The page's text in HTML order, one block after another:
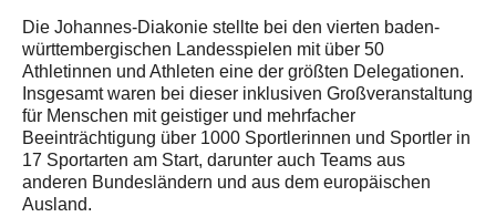
Die Johannes-Diakonie stellte bei den vierten baden-
württembergischen Landesspielen mit über 50
Athletinnen und Athleten eine der größten Delegationen.
Insgesamt waren bei dieser inklusiven Großveranstaltung
für Menschen mit geistiger und mehrfacher
Beeinträchtigung über 1000 Sportlerinnen und Sportler in
17 Sportarten am Start, darunter auch Teams aus
anderen Bundesländern und aus dem europäischen
Ausland.